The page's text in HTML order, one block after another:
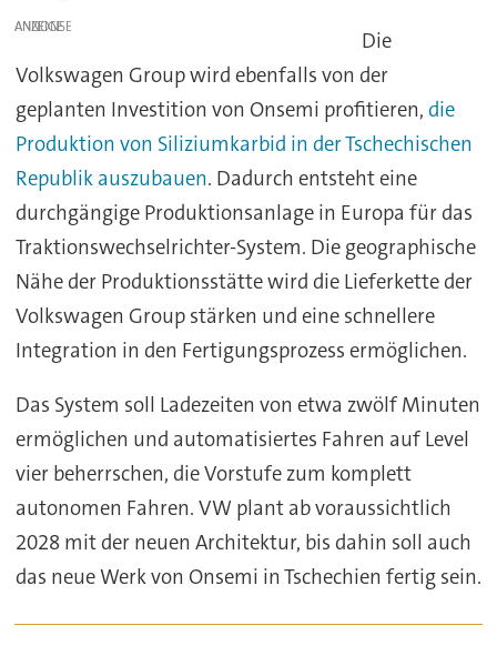
ANZEIGE
Die
Volkswagen Group wird ebenfalls von der
geplanten Investition von Onsemi profitieren, die
Produktion von Siliziumkarbid in der Tschechischen
Republik auszubauen. Dadurch entsteht eine
durchgängige Produktionsanlage in Europa für das
Traktionswechselrichter-System. Die geographische
Nähe der Produktionsstätte wird die Lieferkette der
Volkswagen Group stärken und eine schnellere
Integration in den Fertigungsprozess ermöglichen.
Das System soll Ladezeiten von etwa zwölf Minuten
ermöglichen und automatisiertes Fahren auf Level
vier beherrschen, die Vorstufe zum komplett
autonomen Fahren. VW plant ab voraussichtlich
2028 mit der neuen Architektur, bis dahin soll auch
das neue Werk von Onsemi in Tschechien fertig sein.